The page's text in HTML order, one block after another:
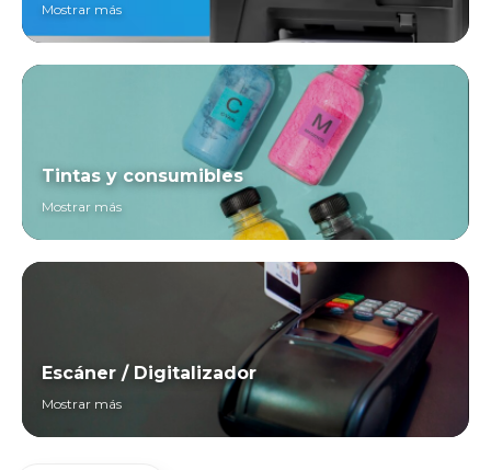
Mostrar más
Tintas y consumibles
Mostrar más
Escáner / Digitalizador
Mostrar más